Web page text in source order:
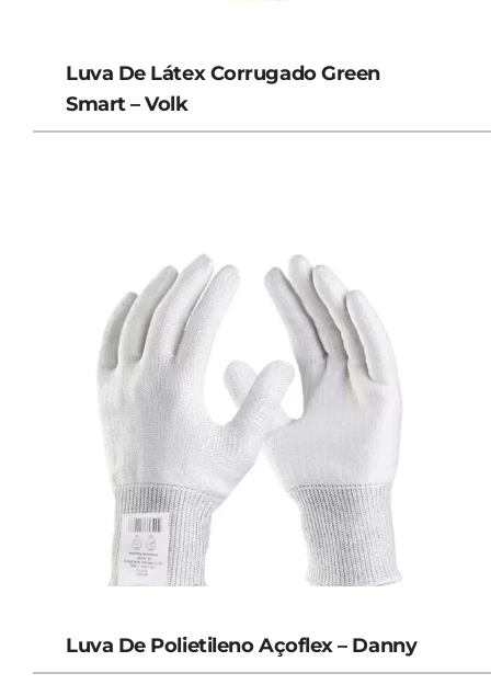
Luva De Látex Corrugado Green
Smart – Volk
Luva De Polietileno Açoflex – Danny